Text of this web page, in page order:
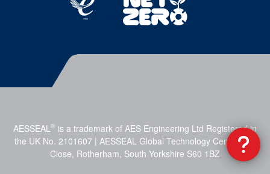
AESSEAL ® is a trademark of AES Engineering Ltd Registered in
the UK No. 2101607 | AESSEAL Global Technology Centre, Mill
Close, Rotherham, South Yorkshire S60 1BZ